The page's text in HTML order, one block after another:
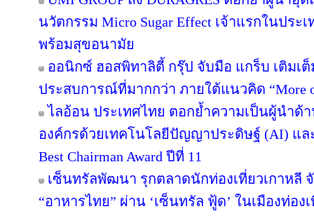
นวัตกรรม Micro Sugar Effect เจ้าแรกในปร
พร้อมสุขอนามัย
ออนิกซ์ ฮอสพิทาลิตี้ กรุ๊ป จับมือ แกร็บ เติมเ
ประสบการณ์ที่มากกว่า ภายใต้แนวคิด “More
ไลอ้อน ประเทศไทย ตอกย้ำความเป็นผู้นำด้
องค์กรด้วยเทคโนโลยีปัญญาประดิษฐ์ (AI) และ
Best Chairman Award ปีที่ 11
เซ็นทรัลพัฒนา รุกตลาดนักท่องเที่ยวเกาหลี
“อาหารไทย” ผ่าน ‘เซ็นทรัล ฟู้ด’ ในเมืองท่อง